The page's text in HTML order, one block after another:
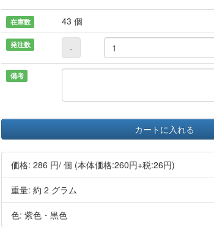
在庫数 43 個
発注数 -
備考
カートに入れる
価格:286 円/ 個 (本体価格:260円+税:26円)
重量: 約 2 グラム
色: 紫色・黒色